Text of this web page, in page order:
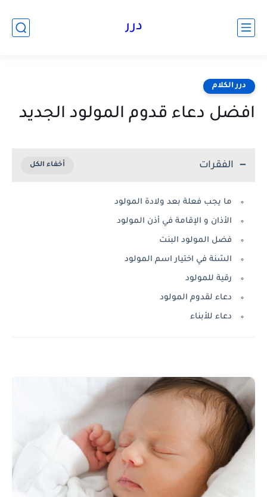
درر
درر الكلام
افضل دعاء قدوم المولود الجديد
الفقرات
ما يجب فعلة بعد ولادة المولود
الأذان و الإقامة في أذن المولود
فضل المولود البنت
السّنة في اختيار اسم المولود
رقية للمولود
دعاء لقدوم المولود
دعاء للأبناء